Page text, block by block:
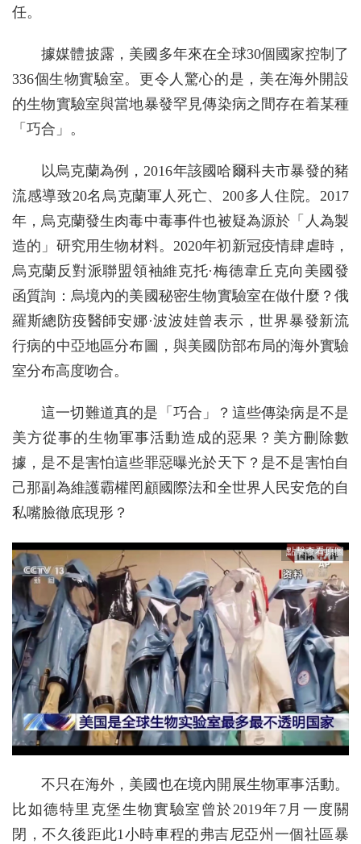
任。
據媒體披露，美國多年來在全球30個國家控制了
336個生物實驗室。更令人驚心的是，美在海外開設
的生物實驗室與當地暴發罕見傳染病之間存在着某種
「巧合」。
以烏克蘭為例，2016年該國哈爾科夫市暴發的豬
流感導致20名烏克蘭軍人死亡、200多人住院。2017
年，烏克蘭發生肉毒中毒事件也被疑為源於「人為製
造的」研究用生物材料。2020年初新冠疫情肆虐時，
烏克蘭反對派聯盟領袖維克托·梅德韋丘克向美國發
函質詢：烏境內的美國秘密生物實驗室在做什麼？俄
羅斯總防疫醫師安娜·波波娃曾表示，世界暴發新流
行病的中亞地區分布圖，與美國防部布局的海外實驗
室分布高度吻合。
這一切難道真的是「巧合」？這些傳染病是不是
美方從事的生物軍事活動造成的惡果？美方刪除數
據，是不是害怕這些罪惡曝光於天下？是不是害怕自
己那副為維護霸權罔顧國際法和全世界人民安危的自
私嘴臉徹底現形？
不只在海外，美國也在境內開展生物軍事活動。
比如德特里克堡生物實驗室曾於2019年7月一度關
閉，不久後距此1小時車程的弗吉尼亞州一個社區暴